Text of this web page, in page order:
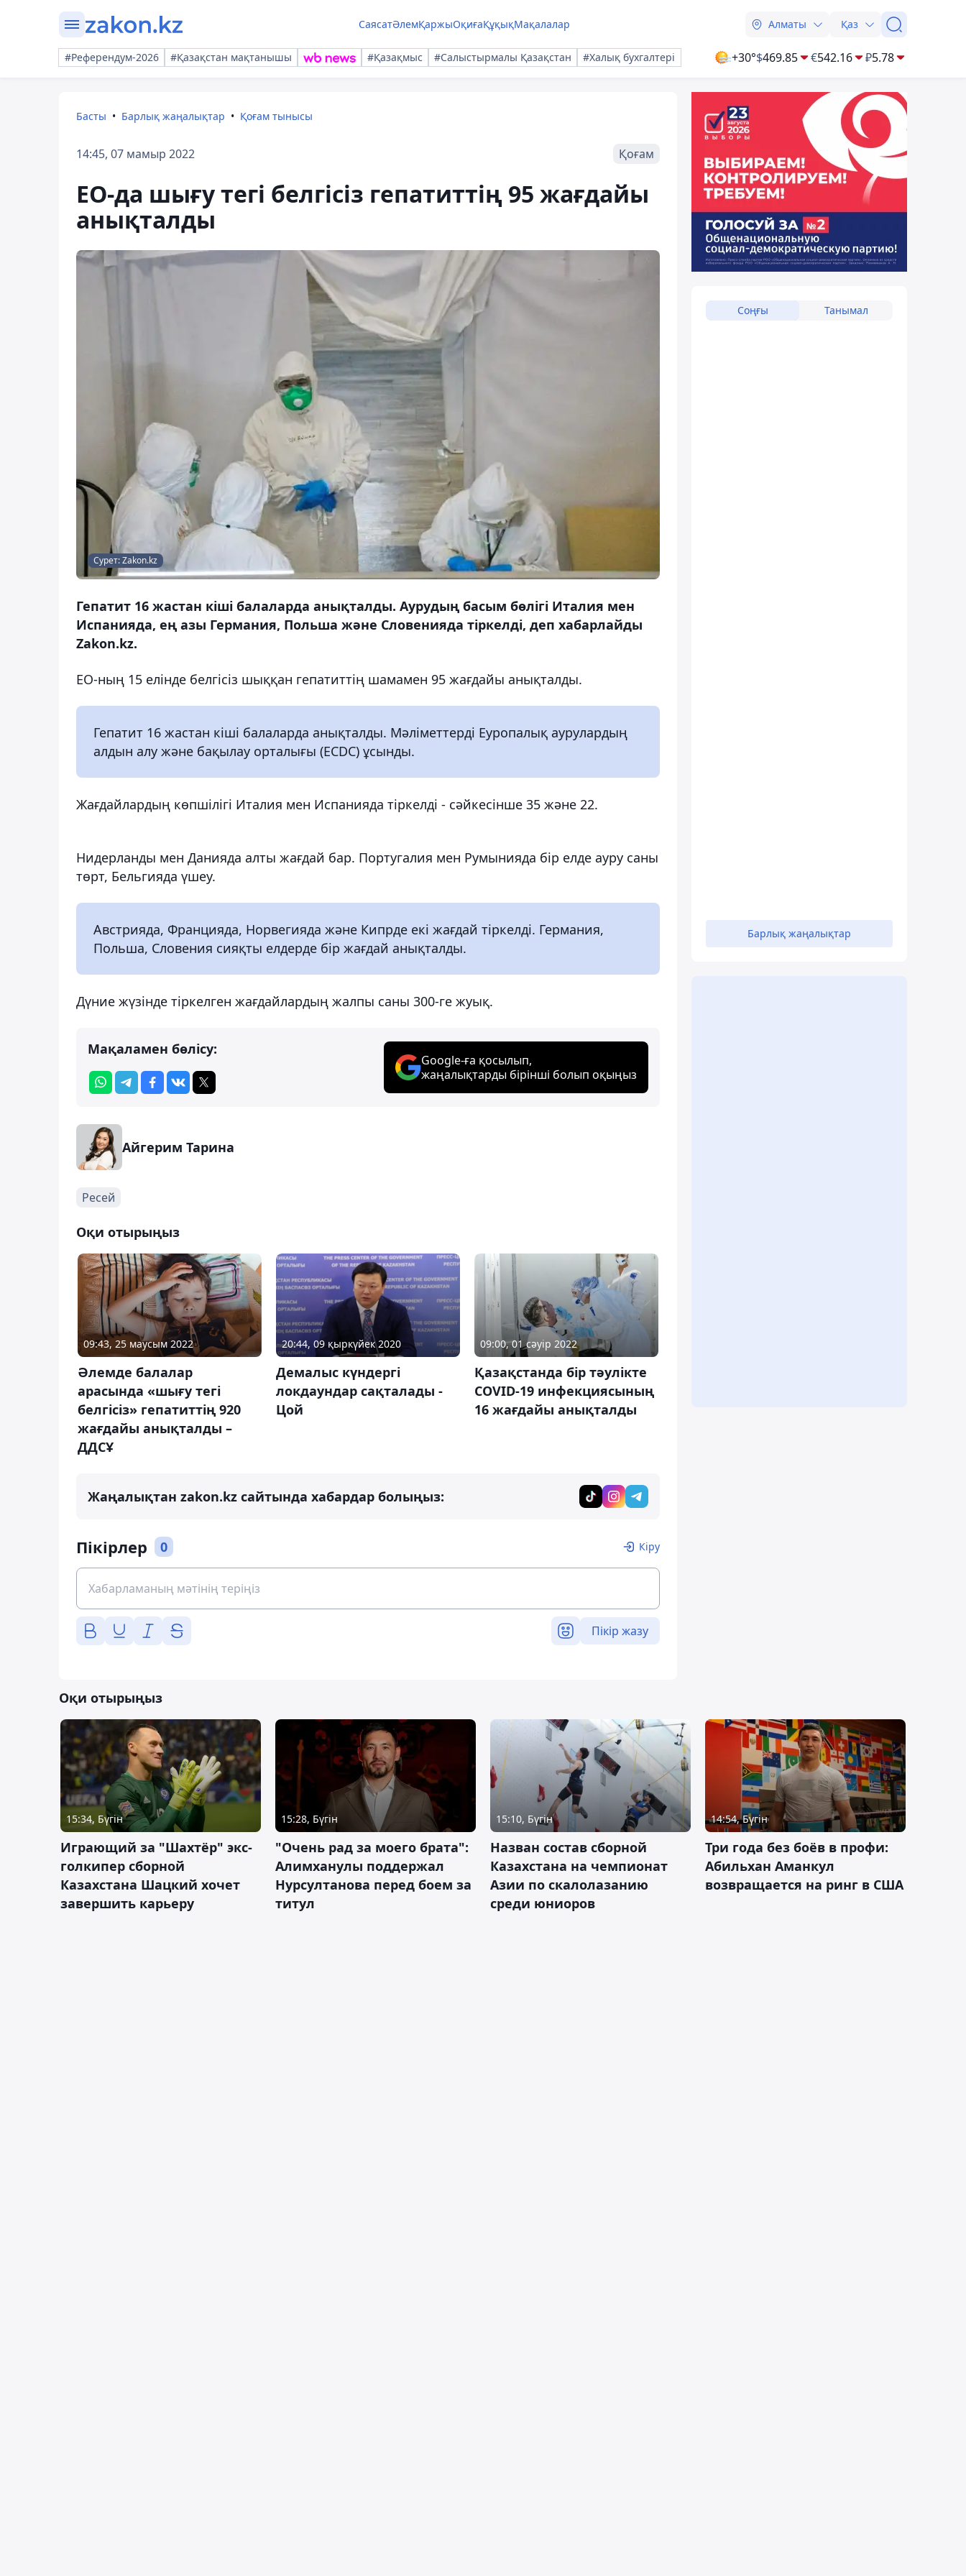
СаясатӘлемҚаржыОқиғаҚұқықМақалалар Алматы Қаз
#Референдум-2026 #Қазақстан мақтанышы #Қазақмыс #Салыстырмалы Қазақстан #Халық бухгалтері +30°$469.85 €542.16 ₽5.78
Басты Барлық жаңалықтар Қоғам тынысы
14:45, 07 мамыр 2022 Қоғам
ЕО-да шығу тегі белгісіз гепатиттің 95 жағдайы
анықталды
Сурет: Zakon.kz
Гепатит 16 жастан кіші балаларда анықталды. Аурудың басым бөлігі Италия мен
Испанияда, ең азы Германия, Польша және Словенияда тіркелді, деп хабарлайды
Zakon.kz.
ЕО-ның 15 елінде белгісіз шыққан гепатиттің шамамен 95 жағдайы анықталды.
Гепатит 16 жастан кіші балаларда анықталды. Мәліметтерді Еуропалық аурулардың
алдын алу және бақылау орталығы (ECDC) ұсынды.
Жағдайлардың көпшілігі Италия мен Испанияда тіркелді - сәйкесінше 35 және 22.
Нидерланды мен Данияда алты жағдай бар. Португалия мен Румынияда бір елде ауру саны
төрт, Бельгияда үшеу.
Австрияда, Францияда, Норвегияда және Кипрде екі жағдай тіркелді. Германия,
Польша, Словения сияқты елдерде бір жағдай анықталды.
Дүние жүзінде тіркелген жағдайлардың жалпы саны 300-ге жуық.
Мақаламен бөлісу:
Google-ға қосылып,
жаңалықтарды бірінші болып оқыңыз
Айгерим Тарина
Ресей
Оқи отырыңыз
09:43, 25 маусым 2022
Әлемде балалар
арасында «шығу тегі
белгісіз» гепатиттің 920
жағдайы анықталды –
ДДСҰ
20:44, 09 қыркүйек 2020
Демалыс күндергі
локдаундар сақталады -
Цой
09:00, 01 сәуір 2022
Қазақстанда бір тәулікте
COVID-19 инфекциясының
16 жағдайы анықталды
Жаңалықтан zakon.kz сайтында хабардар болыңыз:
Пікірлер 0 Кіру
Пікір жазу
Соңғы Танымал
Барлық жаңалықтар
Оқи отырыңыз
15:34, Бүгін
Играющий за "Шахтёр" экс-
голкипер сборной
Казахстана Шацкий хочет
завершить карьеру
15:28, Бүгін
"Очень рад за моего брата":
Алимханулы поддержал
Нурсултанова перед боем за
титул
15:10, Бүгін
Назван состав сборной
Казахстана на чемпионат
Азии по скалолазанию
среди юниоров
14:54, Бүгін
Три года без боёв в профи:
Абильхан Аманкул
возвращается на ринг в США